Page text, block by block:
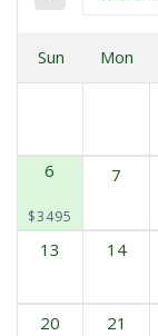
Sun Mon
6
$3495
7
13 14
20 21